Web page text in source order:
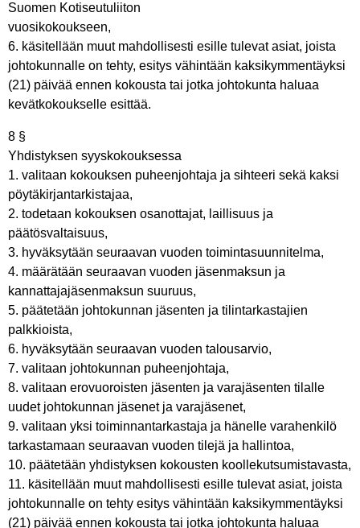
Suomen Kotiseutuliiton
vuosikokoukseen,
6. käsitellään muut mahdollisesti esille tulevat asiat, joista
johtokunnalle on tehty, esitys vähintään kaksikymmentäyksi
(21) päivää ennen kokousta tai jotka johtokunta haluaa
kevätkokoukselle esittää.
8 §
Yhdistyksen syyskokouksessa
1. valitaan kokouksen puheenjohtaja ja sihteeri sekä kaksi
pöytäkirjantarkistajaa,
2. todetaan kokouksen osanottajat, laillisuus ja
päätösvaltaisuus,
3. hyväksytään seuraavan vuoden toimintasuunnitelma,
4. määrätään seuraavan vuoden jäsenmaksun ja
kannattajajäsenmaksun suuruus,
5. päätetään johtokunnan jäsenten ja tilintarkastajien
palkkioista,
6. hyväksytään seuraavan vuoden talousarvio,
7. valitaan johtokunnan puheenjohtaja,
8. valitaan erovuoroisten jäsenten ja varajäsenten tilalle
uudet johtokunnan jäsenet ja varajäsenet,
9. valitaan yksi toiminnantarkastaja ja hänelle varahenkilö
tarkastamaan seuraavan vuoden tilejä ja hallintoa,
10. päätetään yhdistyksen kokousten koollekutsumistavasta,
11. käsitellään muut mahdollisesti esille tulevat asiat, joista
johtokunnalle on tehty esitys vähintään kaksikymmentäyksi
(21) päivää ennen kokousta tai jotka johtokunta haluaa